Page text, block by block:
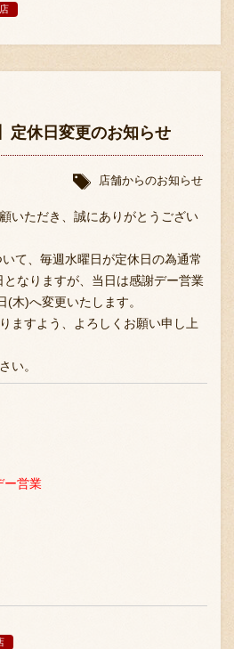
349-2222
349-2288
定休日変更のお知らせ
店舗からのお知らせ
いただき、誠にありがとうござい
いて、毎週水曜日が定休日の為通常
となりますが、当日は感謝デー営業
木)へ変更いたします。
ますよう、よろしくお願い申し上
い。
ー営業